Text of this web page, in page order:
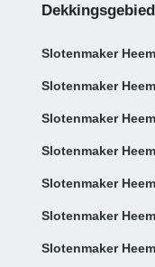
Slotenmaker
Slotenmaker
Slotenmaker
Slotenmaker
Slotenmaker
Slotenmaker
Slotenmaker